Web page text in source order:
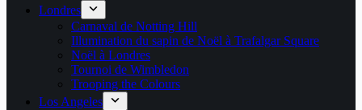
Londres
Carnaval de Notting Hill
Illumination du sapin de Noël à Trafalgar Square
Noël à Londres
Tournoi de Wimbledon
Trooping the Colours
Los Angeles